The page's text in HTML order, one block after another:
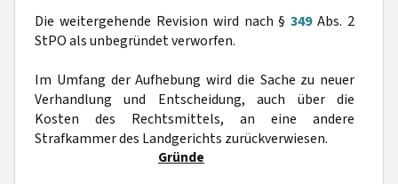
Die weitergehende Revision wird nach §349Abs. 2
StPO als unbegründet verworfen.
Im Umfang der Aufhebung wird die Sache zu neuer
Verhandlung und Entscheidung, auch über die
Kosten des Rechtsmittels, an eine andere
Strafkammer des Landgerichts zurückverwiesen.
Gründe